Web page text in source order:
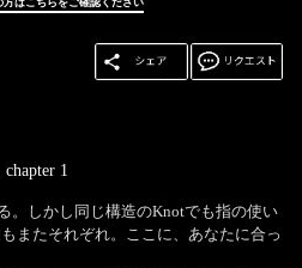
はこちらをご確認ください
chapter 1
。しかし同じ構造のKnotでも指の使い
またそれぞれ。ここに、あなたに合っ